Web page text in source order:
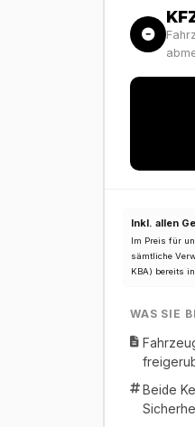
Inkl. allen
Im Preis für
sämtliche
KBA) bereits
WAS SIE
Beide